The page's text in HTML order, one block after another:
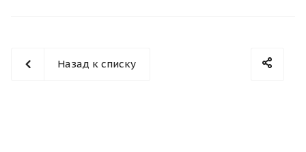
Назад к списку